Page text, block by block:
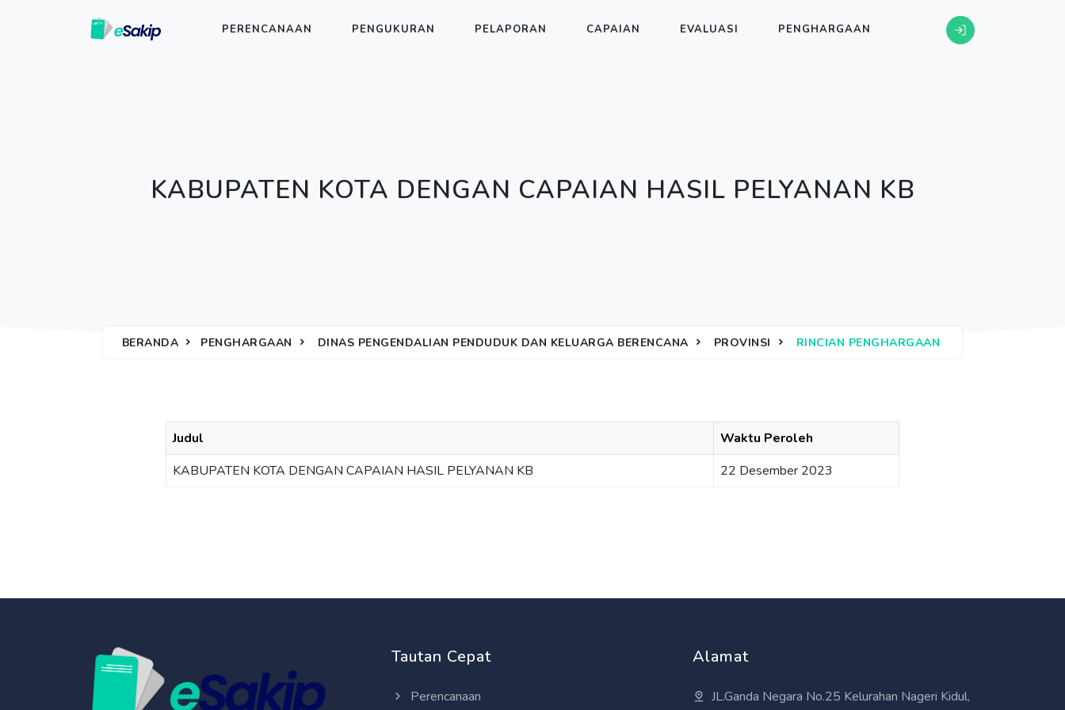
PERENCANAAN PENGUKURAN PELAPORAN CAPAIAN EVALUASI PENGHARGAAN
KABUPATEN KOTA DENGAN CAPAIAN HASIL PELYANAN KB
BERANDA PENGHARGAAN DINAS PENGENDALIAN PENDUDUK DAN KELUARGA BERENCANA PROVINSI RINCIAN PENGHARGAAN
Judul
Waktu Peroleh
KABUPATEN KOTA DENGAN CAPAIAN HASIL PELYANAN KB
22 Desember 2023
Tautan Cepat
Perencanaan
Alamat
JL.Ganda Negara No.25 Kelurahan Nageri Kidul,